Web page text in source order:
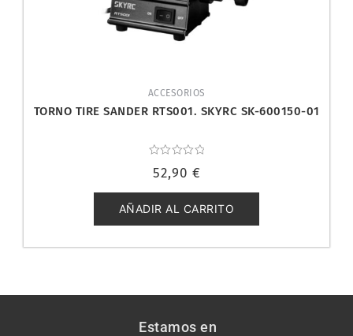
ACCESORIOS
TORNO TIRE SANDER RTS001. SKYRC SK-600150-01
con
de
5
52,90 €
AÑADIR AL CARRITO
Estamos en